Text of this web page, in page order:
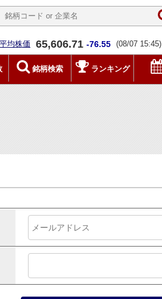
均株価 65,606.71 -76.55 (08/07 15:45)
銘柄検索 ランキング